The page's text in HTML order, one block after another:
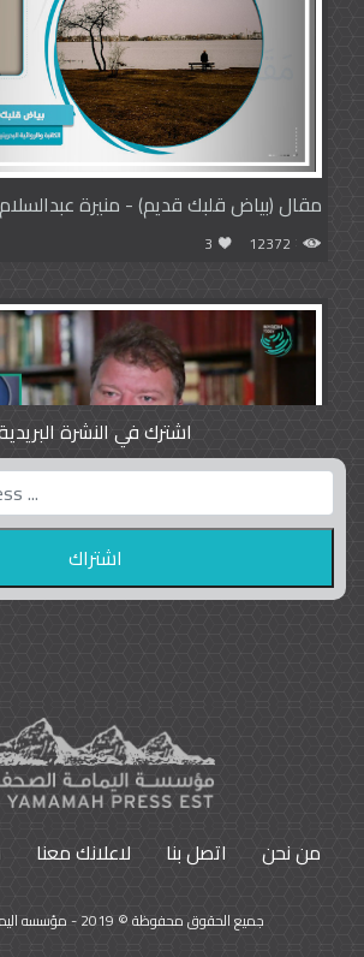
مقال (بياض قلبك قديم) - منيرة عبدالسلام
12372
3
واشنطن بوست واللوبي المزدوج
9796
اشترك في النشرة
من نحن اتصل بنا لاعلانك معنا
جميع الحقوق محفوظة © 2019 - مؤسسه اليمامة الصحفية